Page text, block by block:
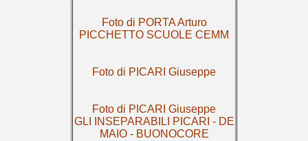
Foto di PORTA Arturo
PICCHETTO SCUOLE CEMM
Foto di PICARI Giuseppe
Foto di PICARI Giuseppe
GLI INSEPARABILI PICARI - DE
MAIO - BUONOCORE